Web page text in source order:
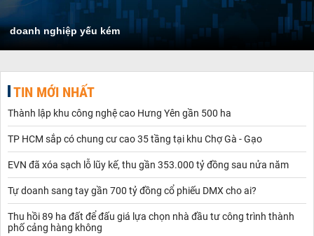
doanh nghiệp yếu kém
TIN MỚI NHẤT
Thành lập khu công nghệ cao Hưng Yên gần 500 ha
TP HCM sắp có chung cư cao 35 tầng tại khu Chợ Gà - Gạo
EVN đã xóa sạch lỗ lũy kế, thu gần 353.000 tỷ đồng sau nửa năm
Tự doanh sang tay gần 700 tỷ đồng cổ phiếu DMX cho ai?
Thu hồi 89 ha đất để đấu giá lựa chọn nhà đầu tư công trình thành
phố cảng hàng không